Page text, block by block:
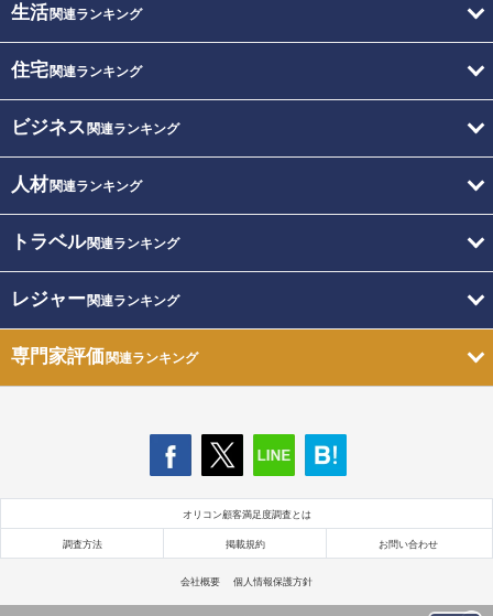
生活関連ランキング
住宅関連ランキング
ビジネス 関連ランキング
人材関連ランキング
トラベル関連ランキング
レジャー関連ランキング
専門家評価関連ランキング
オリコン顧客満足度調査とは
調査方法 掲載規約 お問い合わせ
会社概要 個人情報保護方針